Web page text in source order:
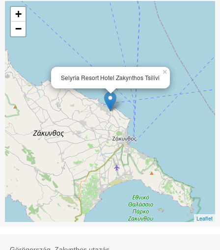
Selyria Resort Hotel Zakynthos Tsilivi
×
+
−
Leaflet